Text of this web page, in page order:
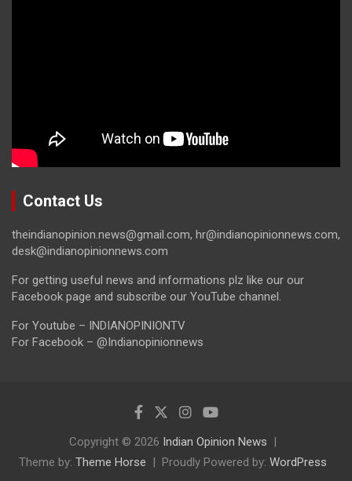
Contact Us
theindianopinion.news@gmail.com, hr@indianopinionnews.com,
desk@indianopinionnews.com
For getting useful news and informations plz like our our
Facebook page and subscribe our YouTube channel.
For Youtube – INDIANOPINIONTV
For Facebook – @Indianopinionnews
Copyright © 2026 Indian Opinion News
Theme by: Theme Horse Proudly Powered by: WordPress